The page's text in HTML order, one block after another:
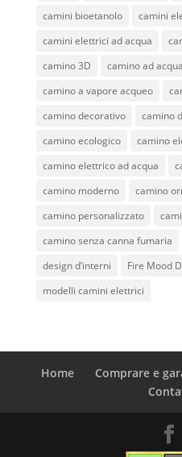
camini bioetanolo
camini
camini elettrici ad acqua
camino 3D
camino ad acqua
camino a vapore acqueo
camino decorativo
camino
camino ecologico
camino
camino elettrico ad acqua
camino moderno
camino
camino personalizzato
camino senza canna fumaria
design d’interni
Fire Mood
modelli camini elettrici
Home Comprare e